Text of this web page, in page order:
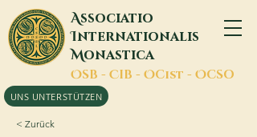
Associatio
Internationalis
Monastica
OSB - CIB - OCist - OCSO
UNS UNTERSTÜTZEN
< Zurück